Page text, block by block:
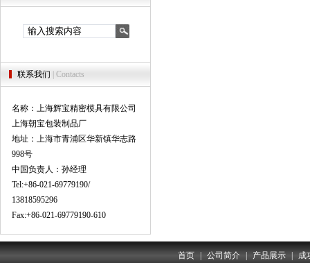
联系我们 | Contacts
名称：上海辉宝精密模具有限公司
上海朝宝包装制品厂
地址：上海市青浦区华新镇华志路
998号
中国负责人：孙经理
Tel:+86-021-69779190/
13818595296
Fax:+86-021-69779190-610
首页 公司简介 产品展示 成